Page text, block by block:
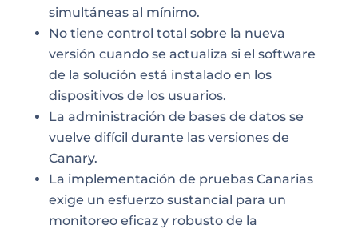
simultáneas al mínimo.
No tiene control total sobre la nueva
versión cuando se actualiza si el software
de la solución está instalado en los
dispositivos de los usuarios.
La administración de bases de datos se
vuelve difícil durante las versiones de
Canary.
La implementación de pruebas Canarias
exige un esfuerzo sustancial para un
monitoreo eficaz y robusto de la